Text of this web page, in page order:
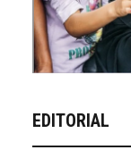
EDITORIAL